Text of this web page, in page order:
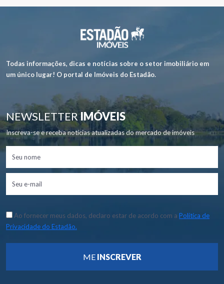
Todas informações, dicas e notícias sobre o setor imobiliário em
um único lugar! O portal de Imóveis do Estadão.
NEWSLETTERIMÓVEIS
Inscreva-se e receba notícias atualizadas do mercado de imóveis
Ao fornecer meus dados, declaro estar de acordo com a Política de
Privacidade do Estadão.
ME INSCREVER